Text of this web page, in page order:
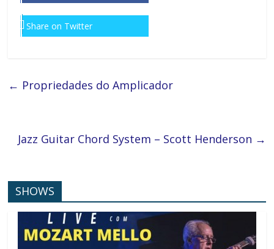
Share on Twitter
← Propriedades do Amplicador
Jazz Guitar Chord System – Scott Henderson →
SHOWS